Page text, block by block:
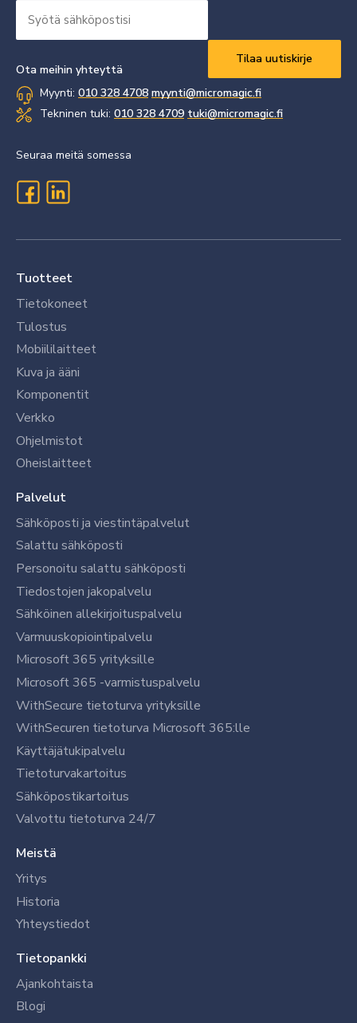
sähköpostisi
Ota meihin yhteyttä
Myynti: 010 328 4708 myynti@micromagic.fi
Tekninen tuki: 010 328 4709 tuki@micromagic.fi
Seuraa meitä somessa
Tuotteet
Tietokoneet
Tulostus
Mobiililaitteet
Kuva ja ääni
Komponentit
Verkko
Ohjelmistot
Oheislaitteet
Palvelut
Sähköposti ja viestintäpalvelut
Salattu sähköposti
Personoitu salattu sähköposti
Tiedostojen jakopalvelu
Sähköinen allekirjoituspalvelu
Varmuuskopiointipalvelu
Microsoft 365 yrityksille
Microsoft 365 -varmistuspalvelu
WithSecure tietoturva yrityksille
WithSecuren tietoturva Microsoft 365:lle
Käyttäjätukipalvelu
Tietoturvakartoitus
Sähköpostikartoitus
Valvottu tietoturva 24/7
Meistä
Yritys
Historia
Yhteystiedot
Tietopankki
Ajankohtaista
Blogi